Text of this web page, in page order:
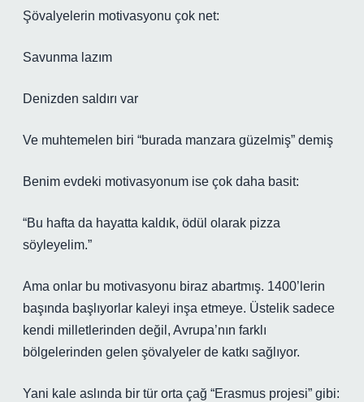
Şövalyelerin motivasyonu çok net:
Savunma lazım
Denizden saldırı var
Ve muhtemelen biri “burada manzara güzelmiş” demiş
Benim evdeki motivasyonum ise çok daha basit:
“Bu hafta da hayatta kaldık, ödül olarak pizza
söyleyelim.”
Ama onlar bu motivasyonu biraz abartmış. 1400’lerin
başında başlıyorlar kaleyi inşa etmeye. Üstelik sadece
kendi milletlerinden değil, Avrupa’nın farklı
bölgelerinden gelen şövalyeler de katkı sağlıyor.
Yani kale aslında bir tür orta çağ “Erasmus projesi” gibi: